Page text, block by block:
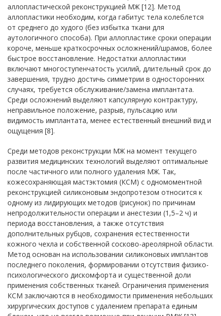
аллопластической реконструкцией МЖ [12]. Метод
аллопластики необходим, когда габитус тела колеблется
от среднего до худого (без избытка ткани для
аутологичного способа). При аллопластике сроки операции
короче, меньше краткосрочных осложнений/шрамов, более
быстрое восстановление. Недостатки аллопластики
включают многоступенчатость усилий, длительный срок до
завершения, трудно достичь симметрии в односторонних
случаях, требуется обслуживание/замена имплантата.
Среди осложнений выделяют капсулярную контрактуру,
неправильное положение, разрыв, пульсацию или
видимость имплантата, менее естественный внешний вид и
ощущения [8].
Среди методов реконструкции МЖ на момент текущего
развития медицинских технологий выделяют оптимальные
после частичного или полного удаления МЖ. Так,
кожесохраняющая мастэктомия (КСМ) с одномоментной
реконструкцией силиконовым эндопротезом относится к
одному из лидирующих методов (рисунок) по причинам
непродолжительности операции и анестезии (1,5–2 ч) и
периода восстановления, а также отсутствия
дополнительных рубцов, сохранения естественности
кожного чехла и собственной сосково-ареолярной области.
Метод основан на использовании силиконовых имплантов
последнего поколения, формировании отсутствия физико-
психологического дискомфорта и существенной доли
применения собственных тканей. Ограничения применения
КСМ заключаются в необходимости применения небольших
хирургических доступов с удалением препарата единым